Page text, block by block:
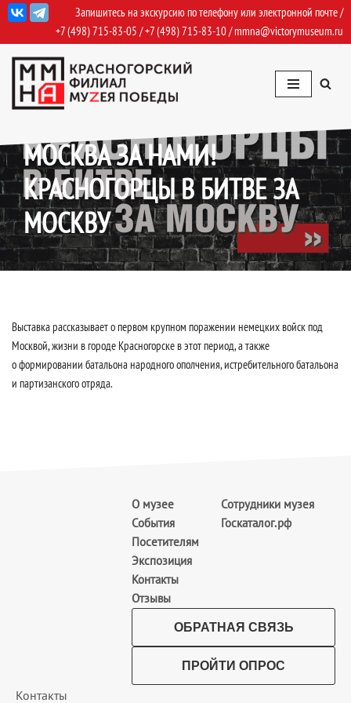
Перейти
к
содержимому
Запишитесь на экскурсию по телефону или электронной почте /
+7 (498) 715-83-05 /+7 (498) 715-83-10/mmna@victorymuseum.ru
07.12.2023
МОСКВА ЗА НАМИ!
КРАСНОГОРЦЫ В БИТВЕ ЗА
МОСКВУ
Выставка рассказывает о первом крупном поражении немецких войск под
Москвой, жизни в городе Красногорске в этот период, а также
о формировании батальона народного ополчения, истребительного батальона
и партизанского отряда.
О музее
События
Посетителям
Экспозиция
Контакты
Отзывы
Сотрудники музея
Госкаталог.рф
ОБРАТНАЯ СВЯЗЬ
ПРОЙТИ ОПРОС
Контакты